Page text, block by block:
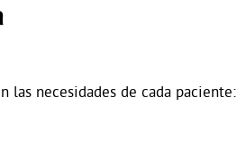
las necesidades de cada paciente: